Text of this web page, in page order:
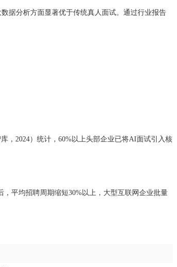
据分析方面显著优于传统真人面试。通过行业报告
，2024）统计，60%以上头部企业已将AI面试引入核
平均招聘周期缩短30%以上，大型互联网企业批量